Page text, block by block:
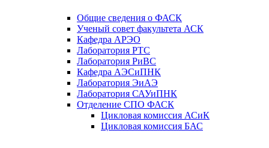
Общие сведения о ФАСК
Ученый совет факультета АСК
Кафедра АРЭО
Лаборатория РТС
Лаборатория РиВС
Кафедра АЭСиПНК
Лаборатория ЭиАЭ
Лаборатория САУиПНК
Отделение СПО ФАСК
Цикловая комиссия АСиК
Цикловая комиссия БАС